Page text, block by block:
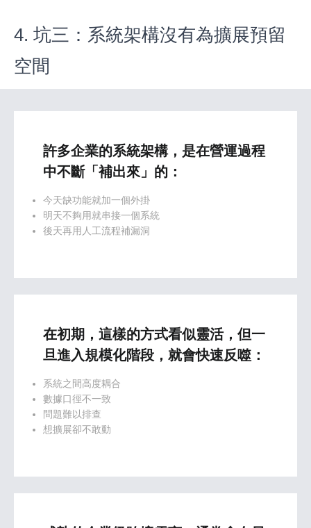
4. 坑三：系統架構沒有為擴展預留
空間
許多企業的系統架構，是在營運過程
中不斷「補出來」的：
今天缺功能就加一個外掛
明天不夠用就串接一個系統
後天再用人工流程補漏洞
在初期，這樣的方式看似靈活，但一
旦進入規模化階段，就會快速反噬：
系統之間高度耦合
數據口徑不一致
問題難以排查
想擴展卻不敢動